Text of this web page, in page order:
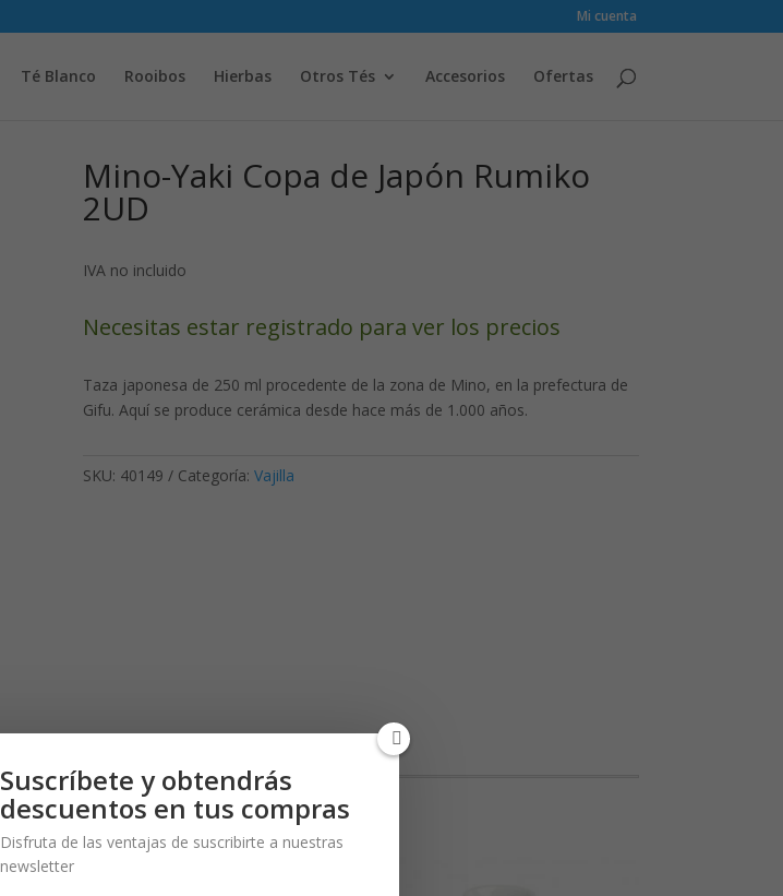
Mi cuenta
Té Blanco Rooibos Hierbas Otros Tés Accesorios Ofertas
Mino-Yaki Copa de Japón Rumiko
2UD
IVA no incluido
Necesitas estar registrado para ver los precios
Taza japonesa de 250 ml procedente de la zona de Mino, en la prefectura de
Gifu. Aquí se produce cerámica desde hace más de 1.000 años.
SKU: 40149 Categoría: Vajilla
Suscríbete y obtendrás
descuentos en tus compras
Disfruta de las ventajas de suscribirte a nuestras
newsletter